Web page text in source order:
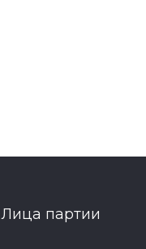
Лица партии